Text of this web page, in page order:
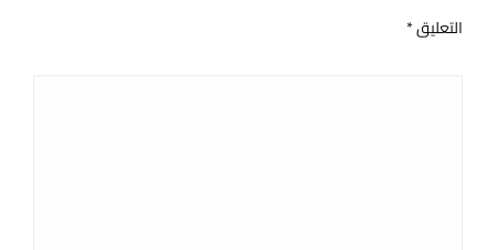
التعليق*